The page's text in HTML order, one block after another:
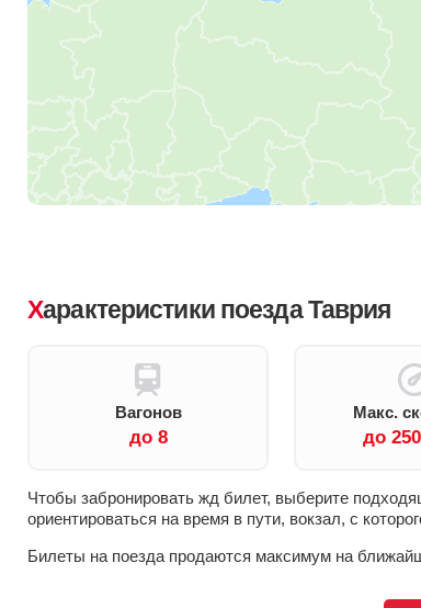
Характеристики поезда Таврия
Вагонов
до 8
Макс.
до
Чтобы забронировать жд билет, выберите
ориентироваться на время в пути, вокзал, с
Билеты на поезда продаются максимум на